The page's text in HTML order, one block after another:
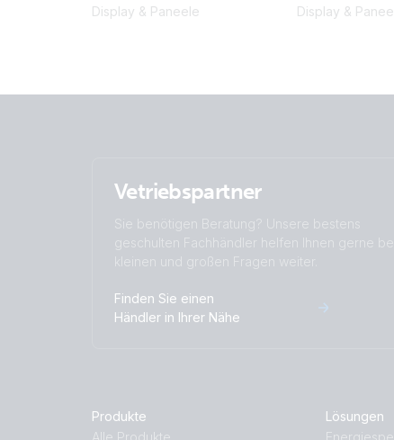
Display & Paneele Display &
Vetriebspartner
Sie benötigen Beratung? Unsere bestens
geschulten Fachhändler helfen Ihnen gerne bei
kleinen und großen Fragen weiter.
Finden Sie einen
Händler in Ihrer Nähe
Produkte
Alle Produkte
Lösungen